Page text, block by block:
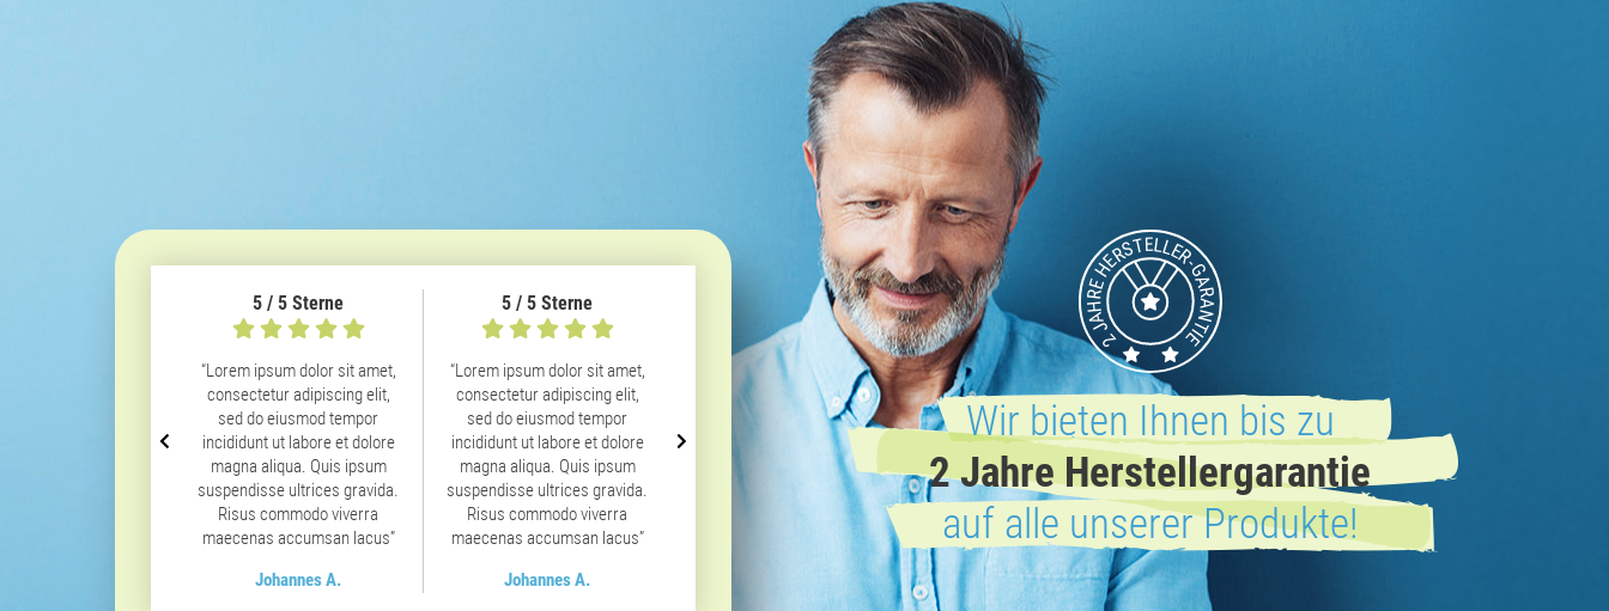
5 / 5 Sterne
“Lorem ipsum dolor sit amet,
consectetur adipiscing elit,
sed do eiusmod tempor
incididunt ut labore et dolore
magna aliqua. Quis ipsum
suspendisse ultrices gravida.
Risus commodo viverra
maecenas accumsan lacus”
Johannes A.
5 / 5 Sterne
“Lorem ipsum dolor sit amet,
consectetur adipiscing elit,
sed do eiusmod tempor
incididunt ut labore et dolore
magna aliqua. Quis ipsum
suspendisse ultrices gravida.
Risus commodo viverra
maecenas accumsan lacus”
Johannes A.
5 / 5 Sterne
“Lorem ipsum dolor sit amet,
consectetur adipiscing elit,
sed do eiusmod tempor
incididunt ut labore et dolore
magna aliqua. Quis ipsum
suspendisse ultrices gravida.
Risus commodo viverra
maecenas accumsan lacus”
Wir bieten Ihnen bis zu
2 Jahre Herstellergarantie
auf alle unserer Produkte!